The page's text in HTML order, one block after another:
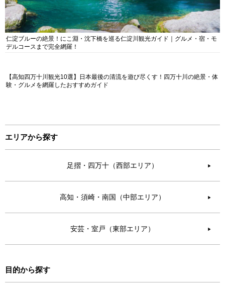
仁淀ブルーの絶景！にこ淵・沈下橋を巡る仁淀川観光ガイド｜グルメ・宿・モ
デルコースまで完全網羅！
【高知四万十川観光10選】日本最後の清流を遊び尽くす！四万十川の絶景・体
験・グルメを網羅したおすすめガイド
エリアから探す
足摺・四万十（西部エリア） ▶︎
高知・須崎・南国（中部エリア） ▶︎
安芸・室戸（東部エリア） ▶︎
目的から探す